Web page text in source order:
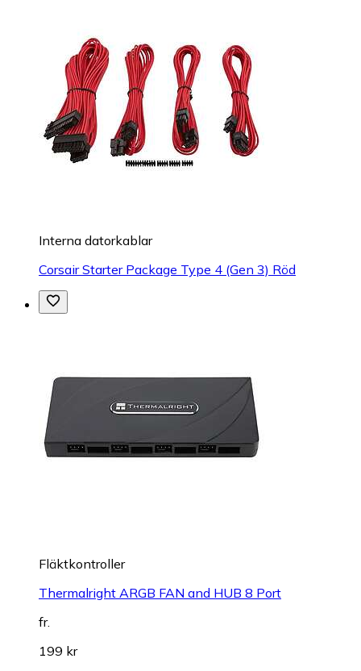
Interna datorkablar
Corsair Starter Package Type 4 (Gen 3) Röd
Fläktkontroller
Thermalright ARGB FAN and HUB 8 Port
fr.
199 kr